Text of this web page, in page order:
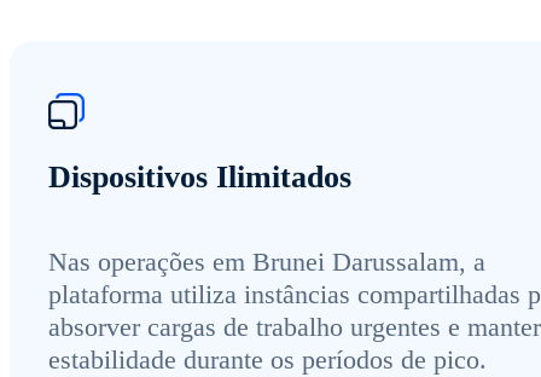
Dispositivos Ilimitados
Nas operações em Brunei Darussalam, a
plataforma utiliza instâncias compartilhadas
absorver cargas de trabalho urgentes e
estabilidade durante os períodos de pico.